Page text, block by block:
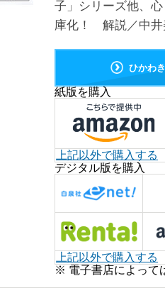
子」シリーズ他、
庫化！ 解説／中
ひかわ
紙版を購入
上記以外で購入する
デジタル版を購入
上記以外で購入する
※ 電子書店によって